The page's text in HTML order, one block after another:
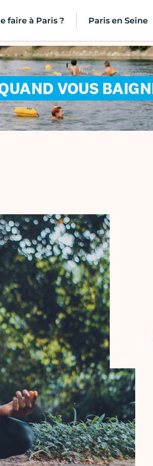
faire à Paris ? Paris en Seine